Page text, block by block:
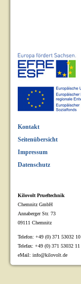
Kontakt
Seitenübersicht
Impressum
Datenschutz
Kilovolt Prueftechnik
Chemnitz GmbH
Annaberger Str. 73
09111 Chemnitz
Telefon: +49 (0) 371 53032 10
Telefax: +49 (0) 371 53032 11
eMail: info@kilovolt.de